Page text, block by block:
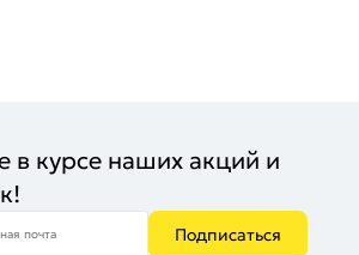
в курсе наших акций и
почта Подписаться